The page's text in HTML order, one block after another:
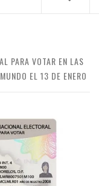
PARA VOTAR EN LAS
EL 13 DE ENERO